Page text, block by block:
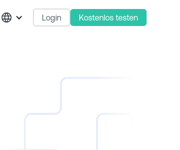
Login Kostenlos testen